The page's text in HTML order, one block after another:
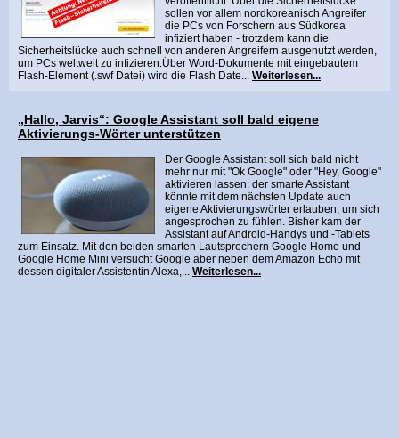
sollen vor allem nordkoreanisch Angreifer
die PCs von Forschern aus Südkorea
infiziert haben - trotzdem kann die
Sicherheitslücke auch schnell von anderen Angreifern ausgenutzt werden,
um PCs weltweit zu infizieren.Über Word-Dokumente mit eingebautem
Flash-Element (.swf Datei) wird die Flash Date... Weiterlesen...
„Hallo, Jarvis“: Google Assistant soll bald eigene
Aktivierungs-Wörter unterstützen
Der Google Assistant soll sich bald nicht
mehr nur mit "Ok Google" oder "Hey, Google"
aktivieren lassen: der smarte Assistant
könnte mit dem nächsten Update auch
eigene Aktivierungswörter erlauben, um sich
angesprochen zu fühlen. Bisher kam der
Assistant auf Android-Handys und -Tablets
zum Einsatz. Mit den beiden smarten Lautsprechern Google Home und
Google Home Mini versucht Google aber neben dem Amazon Echo mit
dessen digitaler Assistentin Alexa,... Weiterlesen...